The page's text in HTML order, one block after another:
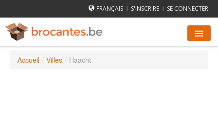
FRANÇAIS | S'INSCRIRE | SE CONNECTER
AGENDA DES BROCANTES
Accueil / Villes / Haacht